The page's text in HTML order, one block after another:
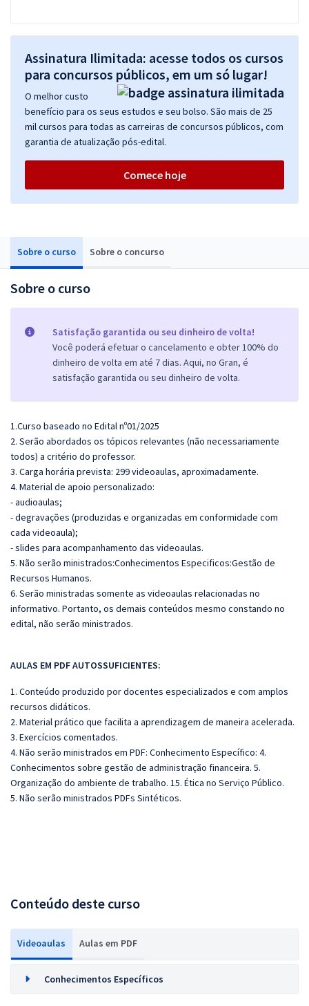
Sobre o curso Sobre o concurso
Sobre o curso
Satisfação garantida ou seu dinheiro de volta!
Você poderá efetuar o cancelamento e obter 100% do
dinheiro de volta em até 7 dias. Aqui, no Gran, é
satisfação garantida ou seu dinheiro de volta.
1.Curso baseado no Edital nº01/2025
2. Serão abordados os tópicos relevantes (não necessariamente
todos) a critério do professor.
3. Carga horária prevista: 299 videoaulas, aproximadamente.
4. Material de apoio personalizado:
- audioaulas;
- degravações (produzidas e organizadas em conformidade com
cada videoaula);
- slides para acompanhamento das videoaulas.
5. Não serão ministrados:Conhecimentos Especificos:Gestão de
Recursos Humanos.
6. Serão ministradas somente as videoaulas relacionadas no
informativo. Portanto, os demais conteúdos mesmo constando no
edital, não serão ministrados.
AULAS EM PDF AUTOSSUFICIENTES:
1. Conteúdo produzido por docentes especializados e com amplos
recursos didáticos.
2. Material prático que facilita a aprendizagem de maneira acelerada.
3. Exercícios comentados.
4. Não serão ministrados em PDF: Conhecimento Específico: 4.
Conhecimentos sobre gestão de administração financeira. 5.
Organização do ambiente de trabalho. 15. Ética no Serviço Público.
5. Não serão ministrados PDFs Sintéticos.
Conteúdo deste curso
Videoaulas Aulas em PDF
Conhecimentos Específicos
Assinatura Ilimitada: acesse todos os cursos
para concursos públicos, em um só lugar!
O melhor custo
benefício para os seus estudos e seu bolso. São mais de 25
mil cursos para todas as carreiras de concursos públicos, com
garantia de atualização pós-edital.
Comece hoje